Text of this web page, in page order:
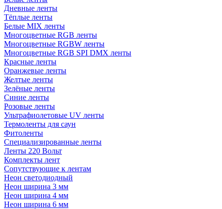
Дневные ленты
Тёплые ленты
Белые MIX ленты
Многоцветные RGB ленты
Многоцветные RGBW ленты
Многоцветные RGB SPI DMX ленты
Красные ленты
Оранжевые ленты
Желтые ленты
Зелёные ленты
Синие ленты
Розовые ленты
Ультрафиолетовые UV ленты
Термоленты для саун
Фитоленты
Специализированные ленты
Ленты 220 Вольт
Комплекты лент
Сопутствующие к лентам
Неон светодиодный
Неон ширина 3 мм
Неон ширина 4 мм
Неон ширина 6 мм